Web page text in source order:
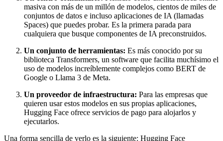
masiva con más de un millón de modelos, cientos de miles de
conjuntos de datos e incluso aplicaciones de IA (llamadas
Spaces) que puedes probar. Es la primera parada para
cualquiera que busque componentes de IA preconstruidos.
Un conjunto de herramientas: Es más conocido por su
biblioteca Transformers, un software que facilita muchísimo el
uso de modelos increíblemente complejos como BERT de
Google o Llama 3 de Meta.
Un proveedor de infraestructura: Para las empresas que
quieren usar estos modelos en sus propias aplicaciones,
Hugging Face ofrece servicios de pago para alojarlos y
ejecutarlos.
Una forma sencilla de verlo es la siguiente: Hugging Face